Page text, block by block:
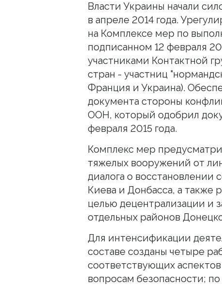
Власти Украины начали
в апреле 2014 года.
на Комплексе мер по
подписанном 12 февраля
участниками Контактной
стран - участниц
Франция и Украина).
документа стороны
ООН, который одобрил
февраля 2015 года.
Комплекс мер
тяжелых вооружений от
диалога о восстановлении
Киева и Донбасса, а также
целью децентрализации и
отдельных районов
Для интенсификации
составе созданы четыре
соответствующих
вопросам безопасности;